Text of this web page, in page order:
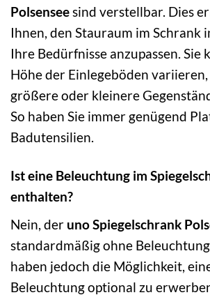
Polsenseesind verstellbar. Dies
Ihnen, den Stauraum im Schrank
Ihre Bedürfnisse anzupassen. Sie
Höhe der Einlegeböden
größere oder kleinere
So haben Sie immer genügend
Badutensilien.
Ist eine Beleuchtung im
enthalten?
Nein, der uno Spiegelschrank
standardmäßig ohne
haben jedoch die Möglichkeit,
Beleuchtung optional zu